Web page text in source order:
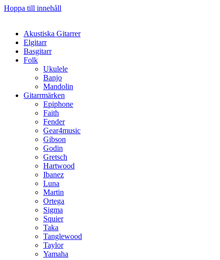
Hoppa till innehåll
Akustiska Gitarrer
Elgitarr
Basgitarr
Folk
Ukulele
Banjo
Mandolin
Gitarrmärken
Epiphone
Faith
Fender
Gear4music
Gibson
Godin
Gretsch
Hartwood
Ibanez
Luna
Martin
Ortega
Sigma
Squier
Taka
Tanglewood
Taylor
Yamaha